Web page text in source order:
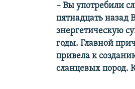
– Вы употребили
пятнадцать назад
энергетическую
годы. Главной
привела к
сланцевых пород.